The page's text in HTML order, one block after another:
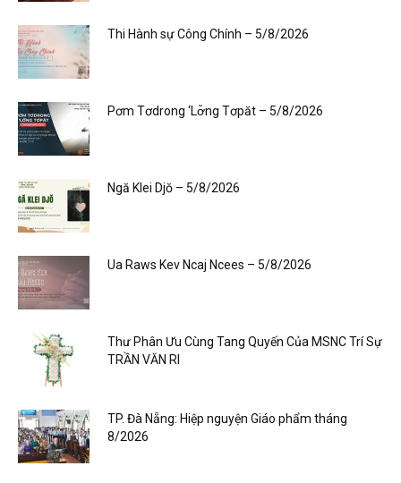
Thi Hành sự Công Chính – 5/8/2026
Pơm Tơdrong ‘Lơ̆ng Tơpăt – 5/8/2026
Ngă Klei Djŏ – 5/8/2026
Ua Raws Kev Ncaj Ncees – 5/8/2026
Thư Phân Ưu Cùng Tang Quyến Của MSNC Trí Sự
TRẦN VĂN RI
TP. Đà Nẵng: Hiệp nguyện Giáo phẩm tháng
8/2026